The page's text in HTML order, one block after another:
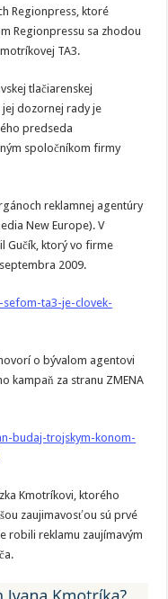
Regionpress, ktoré
Regionpressu sa zhodou
TA3.
tlačiarenskej
jej dozornej rady je
predseda
spoločníkom firmy
reklamnej agentúry
New Europe). V
Gučík, ktorý vo firme
2009.
ta3-je-clovek-
o bývalom agentovi
kampaň za stranu ZMENA
budaj-trojskym-konom-
Kmotríkovi, ktorého
zaujimavosťou sú prvé
robili reklamu zaujímavým